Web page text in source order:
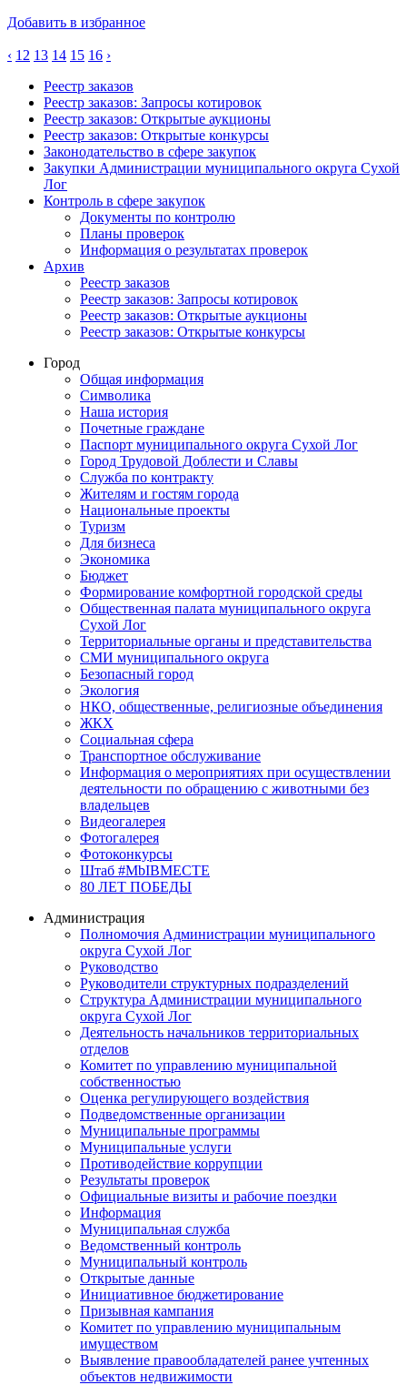
Добавить в избранное
‹ 12 13 14 15 16 ›
Реестр заказов
Реестр заказов: Запросы котировок
Реестр заказов: Открытые аукционы
Реестр заказов: Открытые конкурсы
Законодательство в сфере закупок
Закупки Администрации муниципального округа Сухой
Лог
Контроль в сфере закупок
Документы по контролю
Планы проверок
Информация о результатах проверок
Архив
Реестр заказов
Реестр заказов: Запросы котировок
Реестр заказов: Открытые аукционы
Реестр заказов: Открытые конкурсы
Город
Общая информация
Символика
Наша история
Почетные граждане
Паспорт муниципального округа Сухой Лог
Город Трудовой Доблести и Славы
Служба по контракту
Жителям и гостям города
Национальные проекты
Туризм
Для бизнеса
Экономика
Бюджет
Формирование комфортной городской среды
Общественная палата муниципального округа
Сухой Лог
Территориальные органы и представительства
СМИ муниципального округа
Безопасный город
Экология
НКО, общественные, религиозные объединения
ЖКХ
Социальная сфера
Транспортное обслуживание
Информация о мероприятиях при осуществлении
деятельности по обращению с животными без
владельцев
Видеогалерея
Фотогалерея
Фотоконкурсы
Штаб #MbIBMECTE
80 ЛЕТ ПОБЕДЫ
Администрация
Полномочия Администрации муниципального
округа Сухой Лог
Руководство
Руководители структурных подразделений
Структура Администрации муниципального
округа Сухой Лог
Деятельность начальников территориальных
отделов
Комитет по управлению муниципальной
собственностью
Оценка регулирующего воздействия
Подведомственные организации
Муниципальные программы
Муниципальные услуги
Противодействие коррупции
Результаты проверок
Официальные визиты и рабочие поездки
Информация
Муниципальная служба
Ведомственный контроль
Муниципальный контроль
Открытые данные
Инициативное бюджетирование
Призывная кампания
Комитет по управлению муниципальным
имуществом
Выявление правообладателей ранее учтенных
объектов недвижимости